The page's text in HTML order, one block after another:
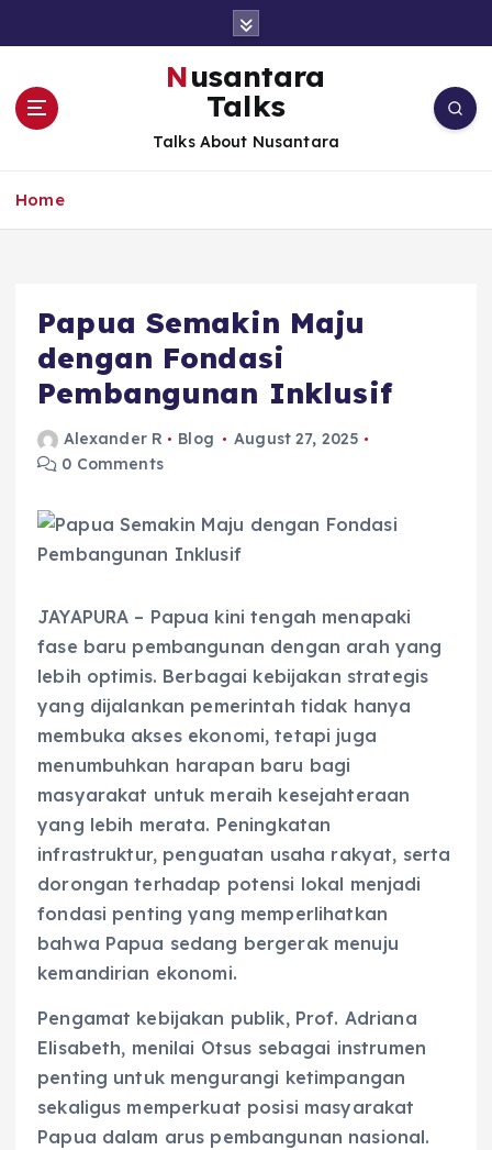
Nusantara
Talks
Talks About Nusantara
Home
Papua Semakin Maju
dengan Fondasi
Pembangunan Inklusif
Alexander R Blog
August 27, 2025
0 Comments
JAYAPURA – Papua kini tengah menapaki
fase baru pembangunan dengan arah yang
lebih optimis. Berbagai kebijakan strategis
yang dijalankan pemerintah tidak hanya
membuka akses ekonomi, tetapi juga
menumbuhkan harapan baru bagi
masyarakat untuk meraih kesejahteraan
yang lebih merata. Peningkatan
infrastruktur, penguatan usaha rakyat, serta
dorongan terhadap potensi lokal menjadi
fondasi penting yang memperlihatkan
bahwa Papua sedang bergerak menuju
kemandirian ekonomi.
Pengamat kebijakan publik, Prof. Adriana
Elisabeth, menilai Otsus sebagai instrumen
penting untuk mengurangi ketimpangan
sekaligus memperkuat posisi masyarakat
Papua dalam arus pembangunan nasional.